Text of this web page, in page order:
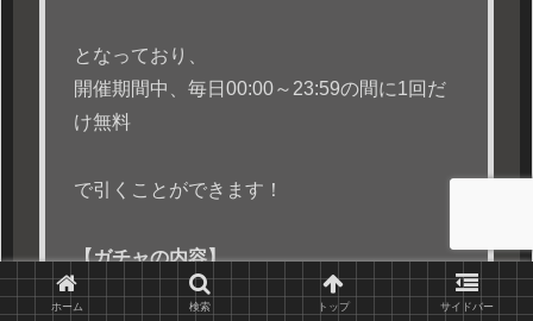
となっており、
開催期間中、毎日00:00～23:59の間に1回だ
け無料
で引くことができます！
【ガチャの内容】
ホーム 検索 トップ サイドバー